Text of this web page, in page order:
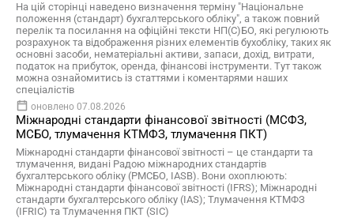
На цій сторінці наведено визначення терміну "Національне
положення (стандарт) бухгалтерського обліку", а також повний
перелік та посилання на офіційні тексти НП(С)БО, які регулюють
розрахунок та відображення різних елементів бухобліку, таких як
основні засоби, нематеріальні активи, запаси, дохід, витрати,
податок на прибуток, оренда, фінансові інструменти. Тут також
можна ознайомитись із статтями і коментарями наших
спеціалістів
оновлено 07.08.2026
Міжнародні стандарти фінансової звітності (МСФЗ,
МСБО, тлумачення КТМФЗ, тлумачення ПКТ)
Міжнародні стандарти фінансової звітності – це стандарти та
тлумачення, видані Радою міжнародних стандартів
бухгалтерського обліку (РМСБО, IASB). Вони охоплюють:
Міжнародні стандарти фінансової звітності (IFRS); Міжнародні
стандарти бухгалтерського обліку (IAS); Тлумачення КТМФЗ
(IFRIC) та Тлумачення ПКТ (SIC)